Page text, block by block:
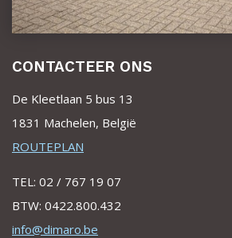
CONTACTEER ONS
De Kleetlaan 5 bus 13
1831 Machelen, België
ROUTEPLAN
TEL: 02 / 767 19 07
BTW: 0422.800.432
info@dimaro.be